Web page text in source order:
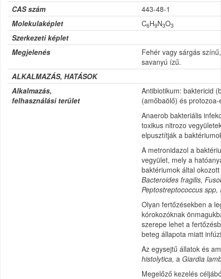
CAS szám
443-48-1
Molekulaképlet
C6H9N3O3
Szerkezeti képlet
Megjelenés
Fehér vagy sárgás
savanyú ízű.
ALKALMAZÁS, HATÁSOK
Alkalmazás,
felhasználási terület
Antibiotikum: baktericid
(amőbaölő) és
Anaerob bakteriális
toxikus nitrozo
elpusztítják a
A metronidazol a
vegyület, mely a
baktériumok által
Bacteroides fragilis,
Peptostreptococcus
Olyan fertőzésekben a
kórokozóknak
szerepe lehet a
beteg állapota miatt
Az egysejtű állatok és
histolytica, a Giardia
Megelőző kezelés